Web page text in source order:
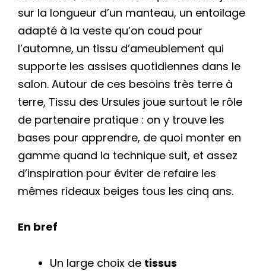
sur la longueur d’un manteau, un entoilage
adapté à la veste qu’on coud pour
l’automne, un tissu d’ameublement qui
supporte les assises quotidiennes dans le
salon. Autour de ces besoins très terre à
terre, Tissu des Ursules joue surtout le rôle
de partenaire pratique : on y trouve les
bases pour apprendre, de quoi monter en
gamme quand la technique suit, et assez
d’inspiration pour éviter de refaire les
mêmes rideaux beiges tous les cinq ans.
En bref
Un large choix de tissus